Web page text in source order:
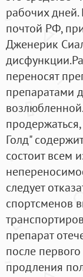
рабочих
почтой РФ,
Дженерик
переносят
препаратами
Голд"
состоит всем
следует
спортсменов
препарат
после
продления